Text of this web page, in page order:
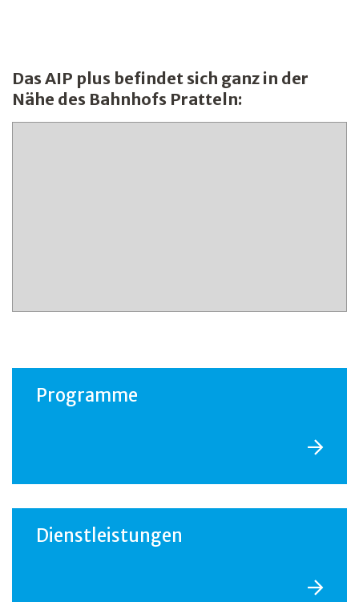
Das AIP plus befindet sich ganz in der
Nähe des Bahnhofs Pratteln:
Programme
Dienstleistungen